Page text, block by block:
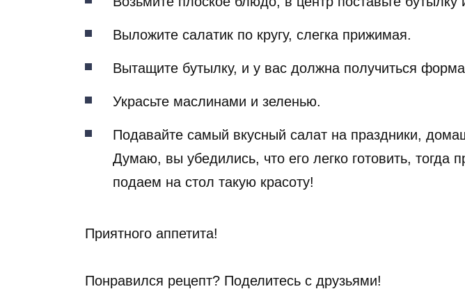
Выложите салатик по кругу, слегка прижимая.
Вытащите бутылку, и у вас должна получиться
Украсьте маслинами и зеленью.
Подавайте самый вкусный салат на праздники,
Думаю, вы убедились, что его легко готовить, тогда
подаем на стол такую красоту!
Приятного аппетита!
Понравился рецепт? Поделитесь с друзьями!